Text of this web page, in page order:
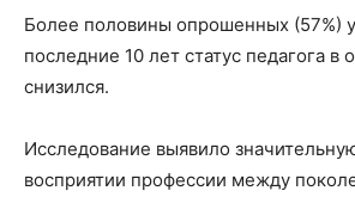
Более половины опрошенных (57%)
последние 10 лет статус педагога в
снизился.
Исследование выявило
восприятии профессии между